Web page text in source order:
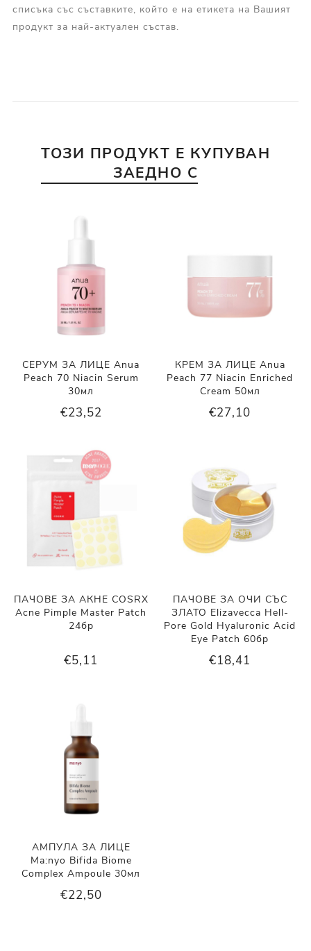
списъка със съставките, който е на етикета на Вашият
продукт за най-актуален състав.
ТОЗИ ПРОДУКТ Е КУПУВАН
ЗАЕДНО С
СЕРУМ ЗА ЛИЦЕ Anua
Peach 70 Niacin Serum
30мл
€23,52
КРЕМ ЗА ЛИЦЕ Anua
Peach 77 Niacin Enriched
Cream 50мл
€27,10
ПАЧОВЕ ЗА АКНЕ COSRX
Acne Pimple Master Patch
24бр
€5,11
ПАЧОВЕ ЗА ОЧИ СЪС
ЗЛАТО Elizavecca Hell-
Pore Gold Hyaluronic Acid
Eye Patch 60бр
€18,41
АМПУЛА ЗА ЛИЦЕ
Ma:nyo Bifida Biome
Complex Ampoule 30мл
€22,50